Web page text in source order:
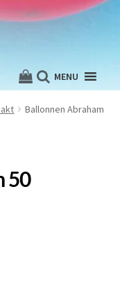
MENU
Ballonnen Abraham
50